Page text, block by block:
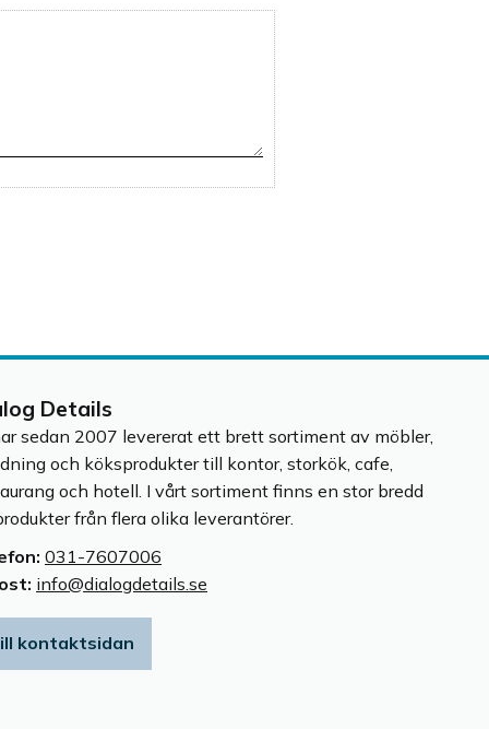
Details
sedan 2007 levererat ett brett sortiment av möbler,
och köksprodukter till kontor, storkök, cafe,
och hotell. I vårt sortiment finns en stor bredd
från flera olika leverantörer.
031-7607006
info@dialogdetails.se
kontaktsidan